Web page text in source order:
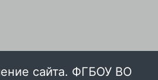
сайта. ФГБОУ ВО